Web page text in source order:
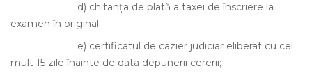
d) chitanţa de plată a taxei de înscriere la
examen în original;
e) certificatul de cazier judiciar eliberat cu cel
mult 15 zile înainte de data depunerii cererii;